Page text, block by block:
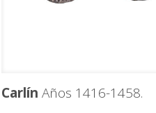
Carlín Años 1416-1458.